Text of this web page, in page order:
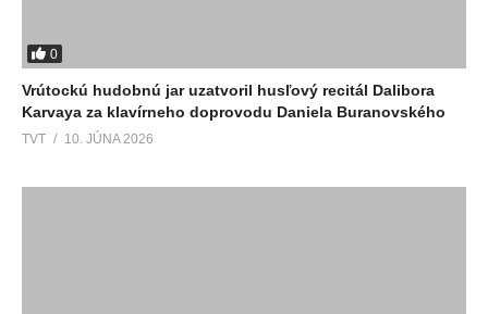
0
Vrútockú hudobnú jar uzatvoril husľový recitál Dalibora
Karvaya za klavírneho doprovodu Daniela Buranovského
TVT 10. JÚNA 2026